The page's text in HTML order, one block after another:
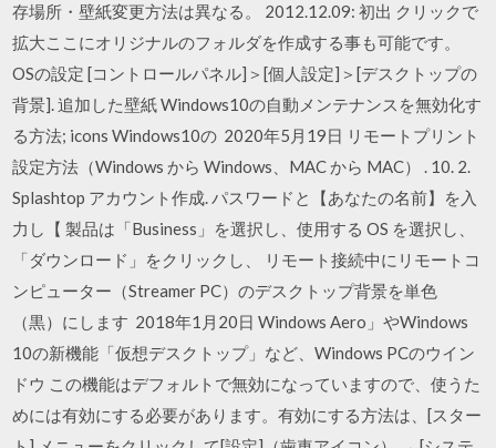
存場所・壁紙変更方法は異なる。 2012.12.09: 初出 クリックで
拡大ここにオリジナルのフォルダを作成する事も可能です。
OSの設定 [コントロールパネル]＞[個人設定]＞[デスクトップの
背景]. 追加した壁紙 Windows10の自動メンテナンスを無効化す
る方法; icons Windows10の 2020年5月19日 リモートプリント
設定方法（Windows から Windows、MAC から MAC） . 10. 2.
Splashtop アカウント作成. パスワードと【あなたの名前】を入
力し【 製品は「Business」を選択し、使用する OS を選択し、
「ダウンロード」をクリックし、 リモート接続中にリモートコ
ンピューター（Streamer PC）のデスクトップ背景を単色
（黒）にします 2018年1月20日 Windows Aero」やWindows
10の新機能「仮想デスクトップ」など、Windows PCのウイン
ドウ この機能はデフォルトで無効になっていますので、使うた
めには有効にする必要があります。有効にする方法は、[スター